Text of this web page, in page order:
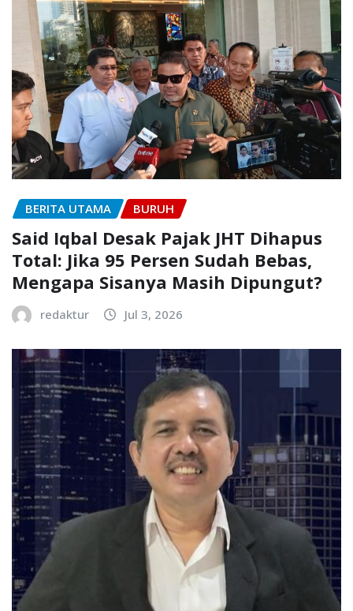
BERITA UTAMA BURUH
Said Iqbal Desak Pajak JHT Dihapus
Total: Jika 95 Persen Sudah Bebas,
Mengapa Sisanya Masih Dipungut?
redaktur Jul 3, 2026